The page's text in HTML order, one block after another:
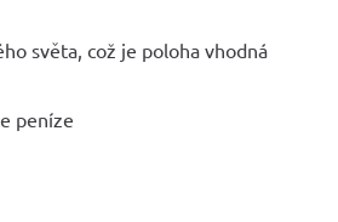
světa, což je poloha vhodná
peníze